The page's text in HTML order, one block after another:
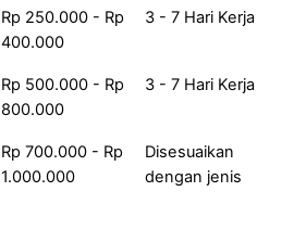
Rp 250.000 - Rp
400.000
3 - 7 Hari Kerja
Rp 500.000 - Rp
800.000
3 - 7 Hari Kerja
Rp 700.000 - Rp
1.000.000
Disesuaikan
dengan jenis